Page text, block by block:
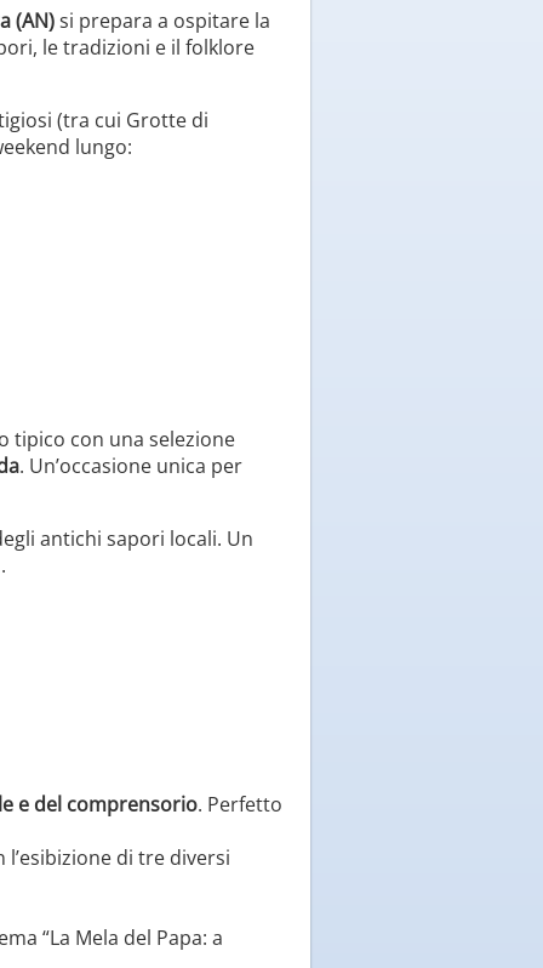
(AN)si prepara a ospitare la
le tradizioni e il folklore
(tra cui Grotte di
lungo:
tipico con una selezione
. Un’occasione unica per
antichi sapori locali. Un
e del comprensorio. Perfetto
di tre diversi
“La Mela del Papa: a